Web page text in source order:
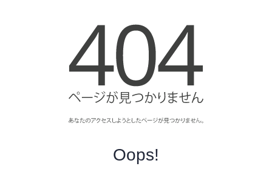
Oops!